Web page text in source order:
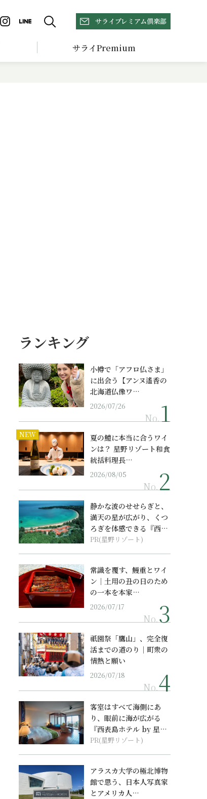
サライプレミアム倶楽部
サライPremium
ランキング
小樽で「アフロ仏さま」
に出会う【アンヌ遙香の
北海道仏像ワ…
2026/07/26
No.
NEW
夏の鱧に本当に合うワイ
ンは？ 星野リゾート和食
統括料理長…
2026/08/05
No.
静かな波のせせらぎと、
満天の星が広がり、くつ
ろぎを体感できる『西表
島ホテル by...
PR(星野リゾート)
常識を覆す、鰻重とワイ
ン｜土用の丑の日のため
の一本を本家…
2026/07/17
No.
祇園祭「鷹山」、完全復
活までの道のり｜町衆の
情熱と願い
2026/07/18
No.
客室はすべて海側にあ
り、眼前に海が広がる
『西表島ホテル by 星野
リゾート』
PR(星野リゾート)
アラスカ大学の極北博物
館で思う、日本人写真家
とアメリカ人…